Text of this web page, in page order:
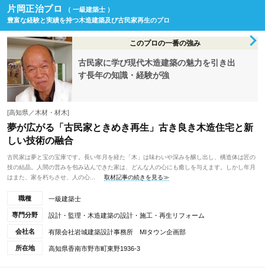
片岡正治プロ
（ 一級建築士 ）
豊富な経験と実績を持つ木造建築及び古民家再生のプロ
このプロの一番の強み
古民家に学び現代木造建築の魅力を引き出
す長年の知識・経験が強
[高知県／木材・材木]
夢が広がる「古民家ときめき再生」古き良き木造住宅と新
しい技術の融合
古民家は夢と宝の宝庫です。長い年月を経た「木」は味わいや深みを醸し出し、構造体は匠の
技の結晶。人間の営みを包み込んできた家は、どんな人の心にも癒しを与えます。しかし年月
はまた、家を朽ちさせ、人の心...
取材記事の続きを見る≫
職種 一級建築士
専門分野 設計・監理・木造建築の設計・施工・再生リフォーム
会社名 有限会社岩城建築設計事務所 MIタウン企画部
所在地 高知県香南市野市町東野1936-3